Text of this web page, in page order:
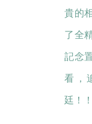
貴的
了全
記念
看，
廷！